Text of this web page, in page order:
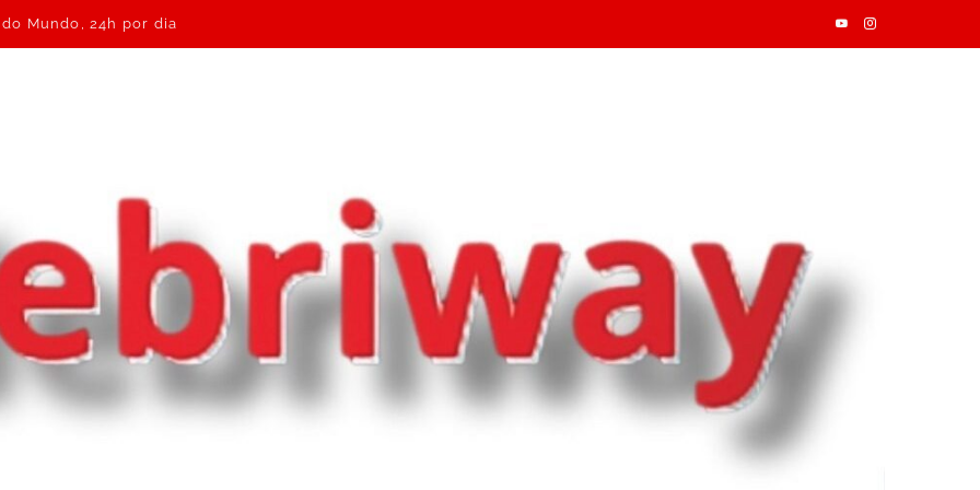
Mundo, 24h por dia